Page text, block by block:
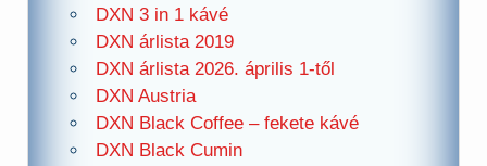
DXN 3 in 1 kávé
DXN árlista 2019
DXN árlista 2026. április 1-től
DXN Austria
DXN Black Coffee – fekete kávé
DXN Black Cumin